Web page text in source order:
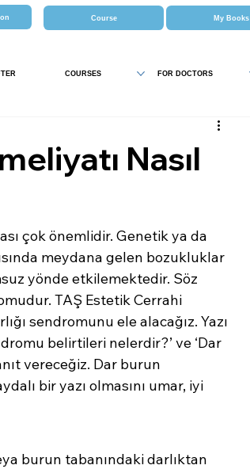
COURSES FOR DOCTORS
Course My Books
Nasıl
çok önemlidir. Genetik ya da
meydana gelen bozukluklar
yönde etkilemektedir. Söz
TAŞ Estetik Cerrahi
sendromunu ele alacağız. Yazı
belirtileri nelerdir?’ ve ‘Dar
vereceğiz. Dar burun
bir yazı olmasını umar, iyi
burun tabanındaki darlıktan